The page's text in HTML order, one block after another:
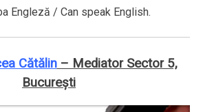
Engleză / Can speak English.
Cătălin– Mediator Sector 5,
Bucureşti